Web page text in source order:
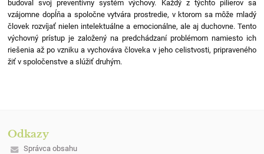
budoval svoj preventívny systém výchovy. Každý z týchto pilierov sa
vzájomne dopĺňa a spoločne vytvára prostredie, v ktorom sa môže mladý
človek rozvíjať nielen intelektuálne a emocionálne, ale aj duchovne. Tento
výchovný prístup je založený na predchádzaní problémom namiesto ich
riešenia až po vzniku a vychováva človeka v jeho celistvosti, pripraveného
žiť v spoločenstve a slúžiť druhým.
Odkazy
Správca obsahu